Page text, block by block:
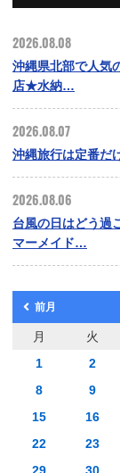
2026.08.08
沖縄県北部で人気
店★水納…
2026.08.07
沖縄旅行は定番
2026.08.06
台風の日はどう過
マーメイド…
前月
月 火
1
2
8
9
15
16
22
23
29
30